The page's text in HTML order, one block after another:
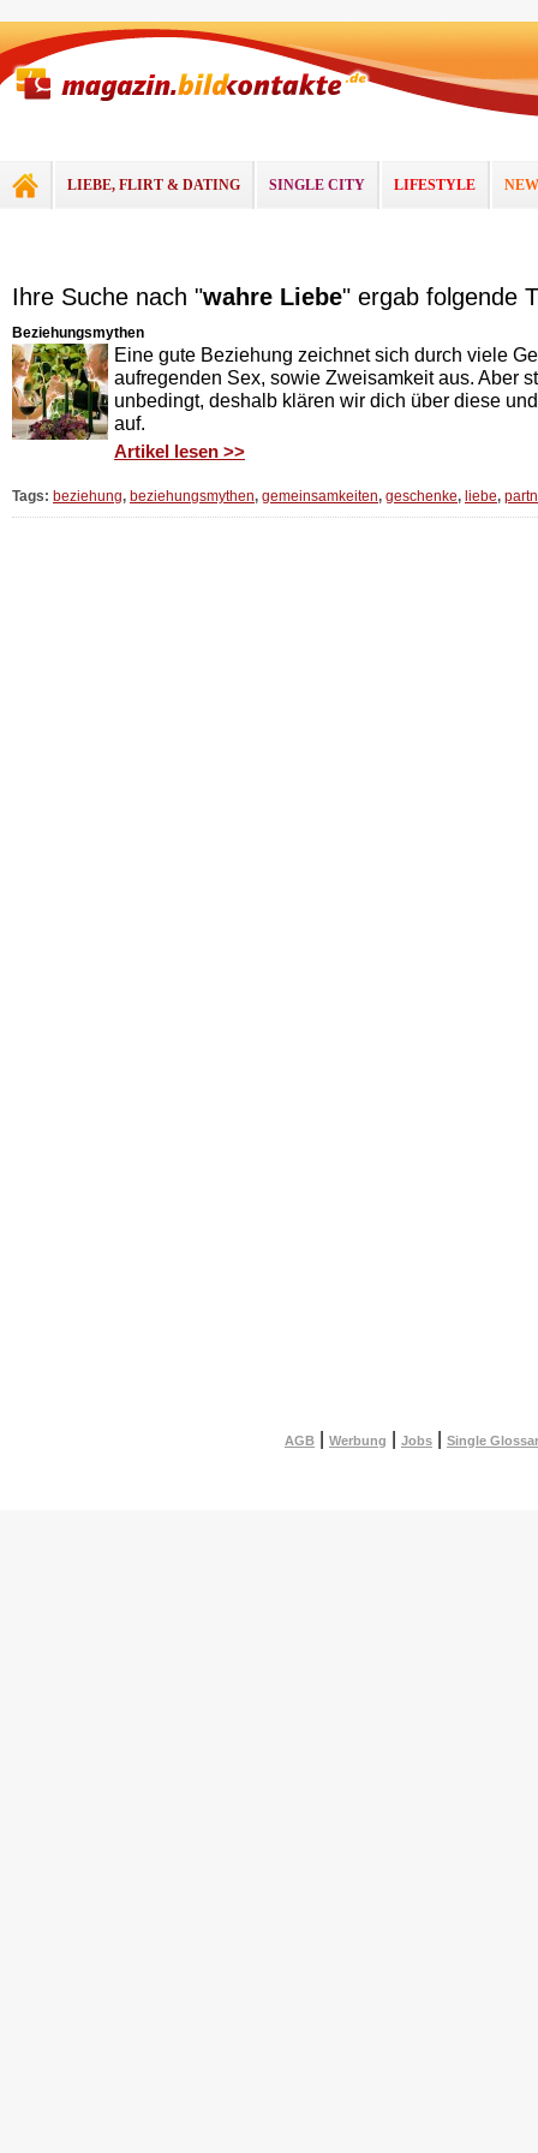
LIEBE, FLIRT & DATING SINGLE CITY LIFESTYLE
Ihre Suche nach "wahre Liebe" ergab folgende
Beziehungsmythen
Eine gute Beziehung zeichnet sich durch viele
aufregenden Sex, sowie Zweisamkeit aus. Aber
unbedingt, deshalb klären wir dich über diese
auf.
Artikel lesen >>
Tags: beziehung, beziehungsmythen, gemeinsamkeiten, geschenke, liebe,
AGB Werbung Jobs Single Glossar